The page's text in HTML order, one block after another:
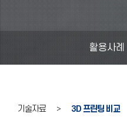
활용사례
기술자료 > 3D 프린팅 비교